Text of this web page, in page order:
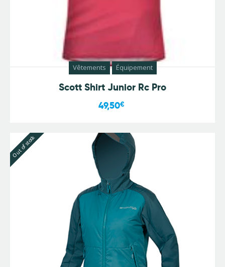
Vêtements Équipement
Scott Shirt Junior Rc Pro
49,50€
Out of stock